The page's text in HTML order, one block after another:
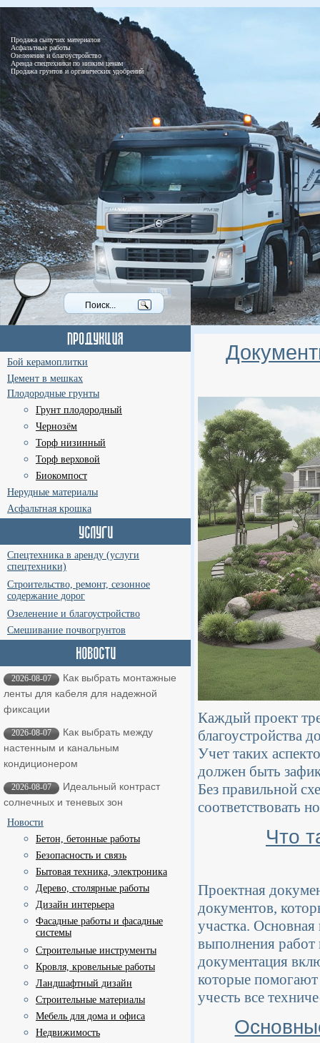
Продажа сыпучих материалов
Асфальтные работы
Озеленение и благоустройство
Аренда спецтехники по низким ценам
Продажа грунтов и органических удобрений
Бой керамоплитки
Цемент в мешках
Плодородные грунты
Грунт плодородный
Чернозём
Торф низинный
Торф верховой
Биокомпост
Нерудные материалы
Асфальтная крошка
Спецтехника в аренду (услуги
спецтехники)
Строительство, ремонт, сезонное
содержание дорог
Озеленение и благоустройство
Смешивание почвогрунтов
2026-08-07
Как выбрать монтажные
ленты для кабеля для надежной
фиксации
2026-08-07
Как выбрать между
настенным и канальным
кондиционером
2026-08-07
Идеальный контраст
солнечных и теневых зон
Новости
Бетон, бетонные работы
Безопасность и связь
Бытовая техника, электроника
Дерево, столярные работы
Дизайн интерьера
Фасадные работы и фасадные
системы
Строительные инструменты
Кровля, кровельные работы
Ландшафтный дизайн
Строительные материалы
Мебель для дома и офиса
Недвижимость
Каждый проект
благоустройства
Учет таких
должен быть
Без правильной
соответствовать
Что
Проектная
документов,
участка.
выполнения работ
документация
которые помогают
учесть все